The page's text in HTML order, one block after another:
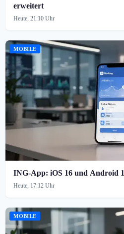
erweitert
Heute, 21:10 Uhr
MOBILE
ING-App: iOS 16 und Android
Heute, 17:12 Uhr
MOBILE